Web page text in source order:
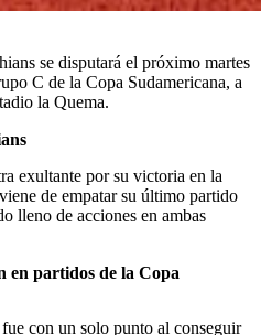
se disputará el próximo martes
C de la Copa Sudamericana, a
la Quema.
exultante por su victoria en la
de empatar su último partido
lleno de acciones en ambas
en partidos de la Copa
con un solo punto al conseguir